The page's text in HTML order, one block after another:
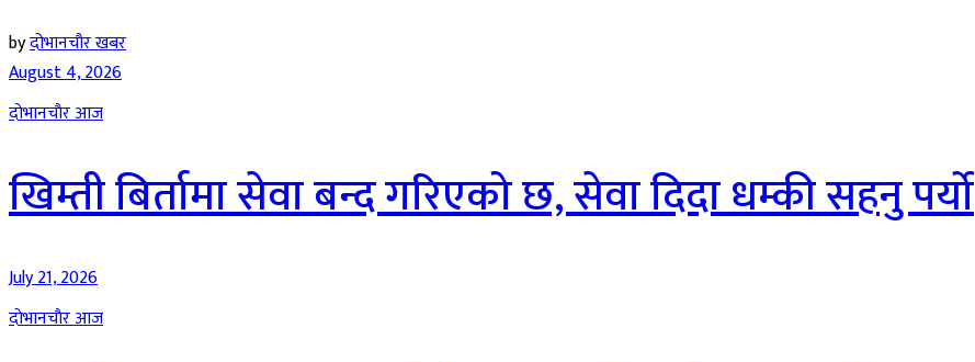
byदोभानचौर खबर
August 4, 2026
दाेभानचाैर आज
खिम्ती बिर्तामा सेवा बन्द गरिएको छ, सेवा दिदा धम्की सहनु पर्यो
July 21, 2026
दाेभानचाैर आज